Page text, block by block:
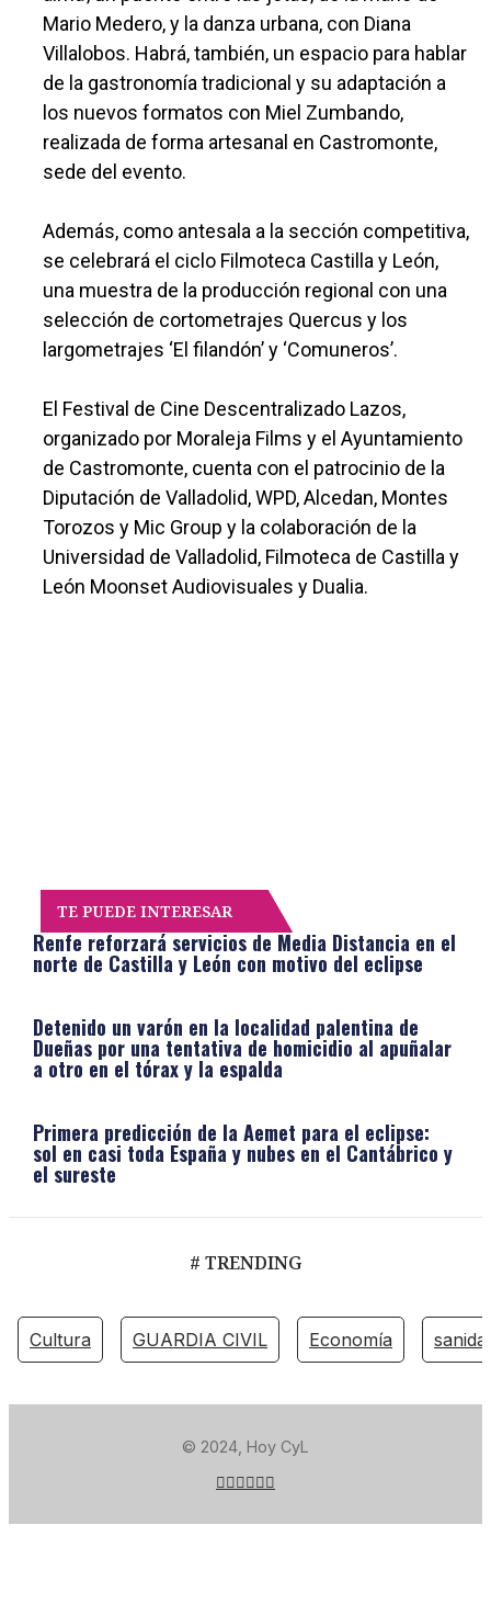
Mario Medero, y la danza urbana, con Diana
Villalobos. Habrá, también, un espacio para hablar
de la gastronomía tradicional y su adaptación a
los nuevos formatos con Miel Zumbando,
realizada de forma artesanal en Castromonte,
sede del evento.
Además, como antesala a la sección competitiva,
se celebrará el ciclo Filmoteca Castilla y León,
una muestra de la producción regional con una
selección de cortometrajes Quercus y los
largometrajes ‘El filandón’ y ‘Comuneros’.
El Festival de Cine Descentralizado Lazos,
organizado por Moraleja Films y el Ayuntamiento
de Castromonte, cuenta con el patrocinio de la
Diputación de Valladolid, WPD, Alcedan, Montes
Torozos y Mic Group y la colaboración de la
Universidad de Valladolid, Filmoteca de Castilla y
León Moonset Audiovisuales y Dualia.
TE PUEDE INTERESAR
Renfe reforzará servicios de Media Distancia en el
norte de Castilla y León con motivo del eclipse
Detenido un varón en la localidad palentina de
Dueñas por una tentativa de homicidio al apuñalar
a otro en el tórax y la espalda
Primera predicción de la Aemet para el eclipse:
sol en casi toda España y nubes en el Cantábrico y
el sureste
# TRENDING
Cultura GUARDIA CIVIL Economía
© 2024, Hoy CyL